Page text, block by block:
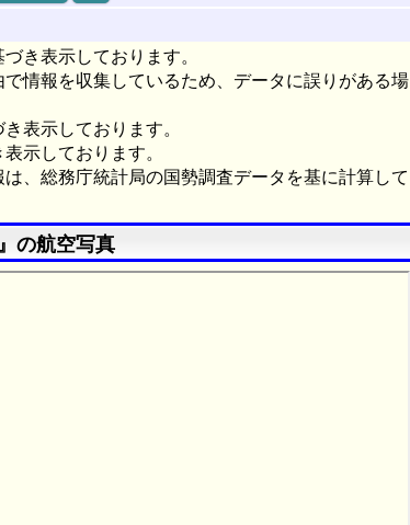
き表示しております。
情報を収集しているため、データに誤りがある場
表示しております。
示しております。
、総務庁統計局の国勢調査データを基に計算して
の航空写真